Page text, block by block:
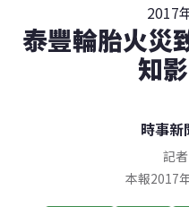
2017
泰豐輪胎火災
知
時事新
記者
本報2017